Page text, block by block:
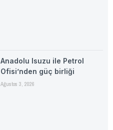
Anadolu Isuzu ile Petrol
Ofisi’nden güç birliği
Ağustos 3, 2026